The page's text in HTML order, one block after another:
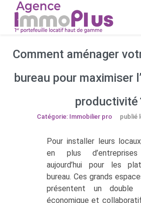
Comment aménager
bureau pour maximiser
productivité
Catégorie: Immobilier pro publié
Pour installer leurs
en plus
aujourd’hui pour les
bureau. Ces grands
présentent un double
économique et